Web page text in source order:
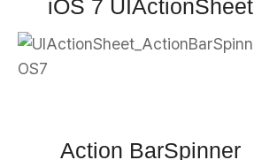
iOS 7 UIActionSheet
Action BarSpinner